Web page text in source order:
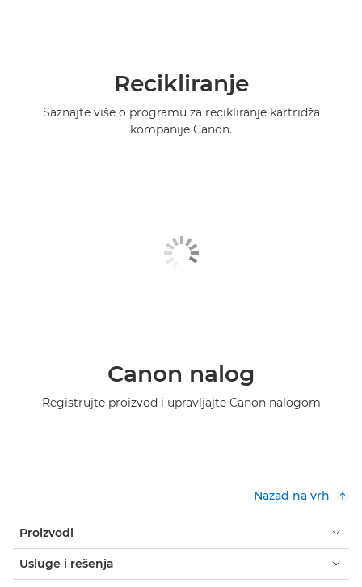
Recikliranje
Saznajte više o programu za recikliranje kartridža
kompanije Canon.
Canon nalog
Registrujte proizvod i upravljajte Canon nalogom
Nazad na vrh
Proizvodi
Usluge i rešenja